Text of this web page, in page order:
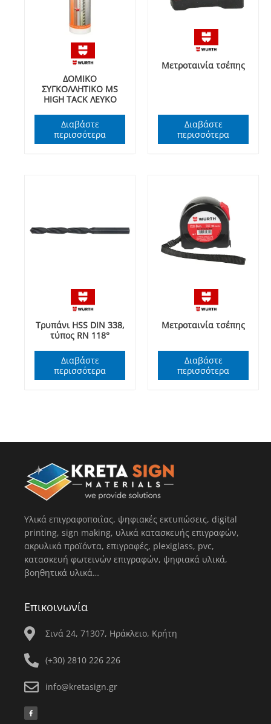
ΔΟΜΙΚΟ
ΣΥΓΚΟΛΛΗΤΙΚΟ MS
HIGH TACK ΛΕΥΚΟ
Διαβάστε
περισσότερα
Μετροταινία τσέπης
Διαβάστε
περισσότερα
Τρυπάνι HSS DIN 338,
τύπος RN 118°
Διαβάστε
περισσότερα
Μετροταινία τσέπης
Διαβάστε
περισσότερα
Υλικά επιγραφοποιΐας, ψηφιακές εκτυπώσεις, digital
printing, sign making, υλικά κατασκευής επιγραφών,
ακρυλικά προϊόντα, επιγραφές, plexiglass, pvc,
κατασκευή φωτεινών επιγραφών, ψηφιακά υλικά,
βοηθητικά υλικά…
Επικοινωνία
Σινά 24, 71307, Ηράκλειο, Κρήτη
(+30) 2810 226 226
info@kretasign.gr
F
a
c